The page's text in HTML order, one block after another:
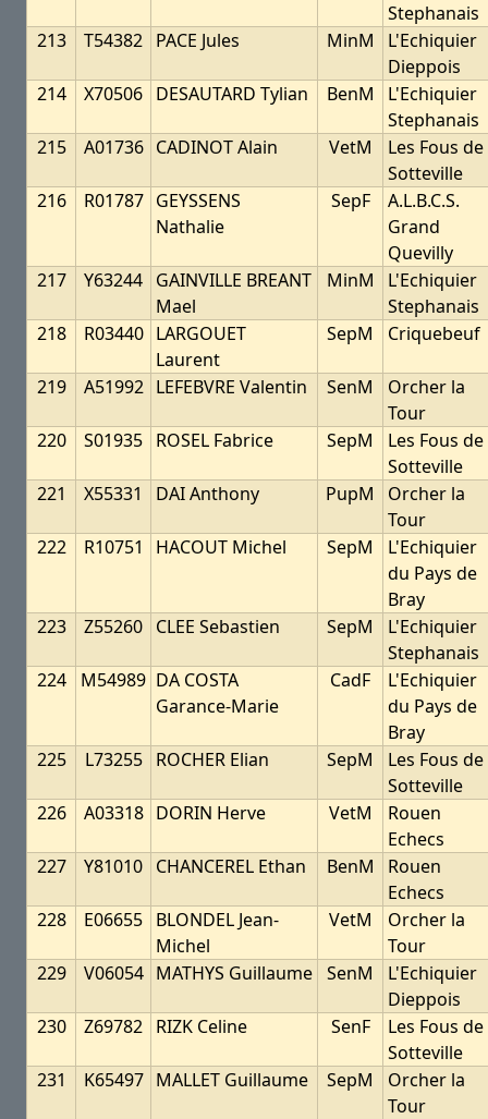
Stephanais
213
T54382 PACE Jules MinM
L'Echiquier
Dieppois
214
X70506 DESAUTARD Tylian BenM
L'Echiquier
Stephanais
215
A01736 CADINOT Alain VetM
Les Fous de
Sotteville
216
R01787 GEYSSENS
Nathalie
SepF
A.L.B.C.S.
Grand
Quevilly
217
Y63244 GAINVILLE BREANT
Mael
MinM
L'Echiquier
Stephanais
218
R03440 LARGOUET
Laurent
SepM Criquebeuf
219 A51992 LEFEBVRE Valentin SenM
Orcher la
Tour
220
S01935 ROSEL Fabrice SepM
Les Fous de
Sotteville
221
X55331 DAI Anthony PupM
Orcher la
Tour
222
R10751 HACOUT Michel SepM
L'Echiquier
du Pays de
Bray
223
Z55260 CLEE Sebastien SepM
L'Echiquier
Stephanais
224
M54989 DA COSTA
Garance-Marie
CadF
L'Echiquier
du Pays de
Bray
225
L73255 ROCHER Elian SepM
Les Fous de
Sotteville
226
A03318 DORIN Herve VetM
Rouen
Echecs
227
Y81010 CHANCEREL Ethan BenM
Rouen
Echecs
228
E06655 BLONDEL Jean-
Michel
VetM
Orcher la
Tour
229
V06054 MATHYS Guillaume SenM
L'Echiquier
Dieppois
230
Z69782 RIZK Celine SenF
Les Fous de
Sotteville
231
K65497 MALLET Guillaume SepM
Orcher la
Tour